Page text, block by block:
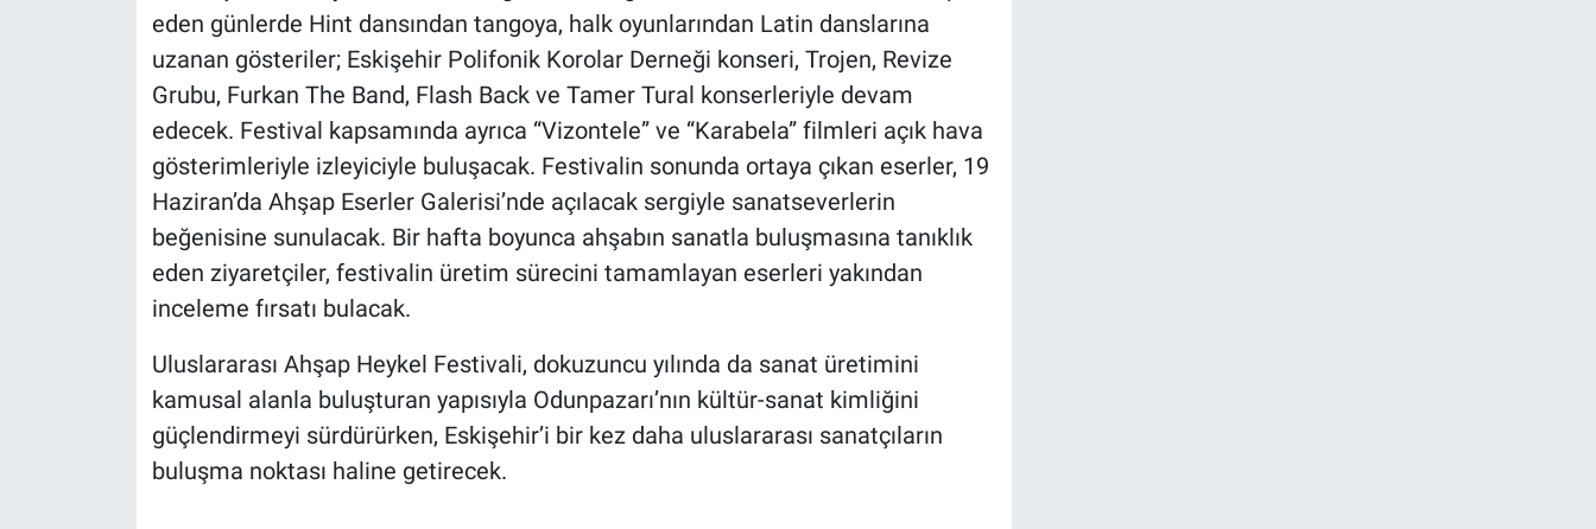
eden günlerde Hint dansından tangoya, halk oyunlarından Latin danslarına
uzanan gösteriler; Eskişehir Polifonik Korolar Derneği konseri, Trojen, Revize
Grubu, Furkan The Band, Flash Back ve Tamer Tural konserleriyle devam
edecek. Festival kapsamında ayrıca “Vizontele” ve “Karabela” filmleri açık hava
gösterimleriyle izleyiciyle buluşacak. Festivalin sonunda ortaya çıkan eserler, 19
Haziran’da Ahşap Eserler Galerisi’nde açılacak sergiyle sanatseverlerin
beğenisine sunulacak. Bir hafta boyunca ahşabın sanatla buluşmasına tanıklık
eden ziyaretçiler, festivalin üretim sürecini tamamlayan eserleri yakından
inceleme fırsatı bulacak.
Uluslararası Ahşap Heykel Festivali, dokuzuncu yılında da sanat üretimini
kamusal alanla buluşturan yapısıyla Odunpazarı’nın kültür-sanat kimliğini
güçlendirmeyi sürdürürken, Eskişehir’i bir kez daha uluslararası sanatçıların
buluşma noktası haline getirecek.